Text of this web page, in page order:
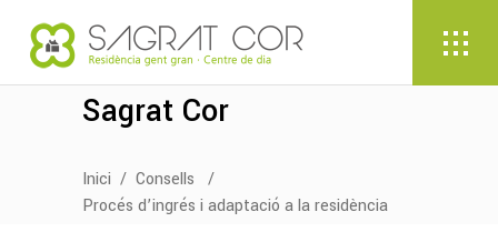
Sagrat Cor
Inici / Consells
/
Procés d’ingrés i adaptació a la residència